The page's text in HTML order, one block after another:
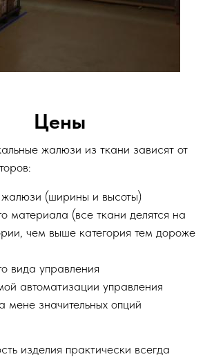
Цены
жалюзи из ткани зависят от
(ширины и высоты)
материала (все ткани делятся на
чем выше категория тем дороже
вида управления
автоматизации управления
мене значительных опций
изделия практически всегда